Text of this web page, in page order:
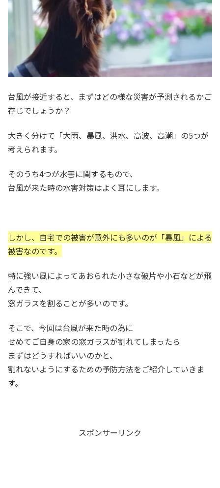
台風が接近すると、まずはどの様な災害が予測されるかご
存じでしょうか？
大きく分けて「大雨、暴風、洪水、高波、高潮」の5つが
考えられます。
そのうち4つが水害に関するもので、
台風が来た時の水害対策はよく耳にします。
しかし、自宅での被害が意外にも多いのが「暴風」による
被害なのです。
特に強い風によってあおられた小さな破片や小石などが飛
んできて、
窓ガラスを割ることが多いのです。
そこで、今回は台風が来た時の為に
せめてご自身の家の窓ガラスが割れてしまったら
まずはどうすればいいのかと、
割れないようにするための予防方法をご紹介していきま
す。
スポンサーリンク